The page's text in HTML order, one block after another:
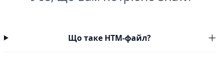
Що таке HTM-файл?